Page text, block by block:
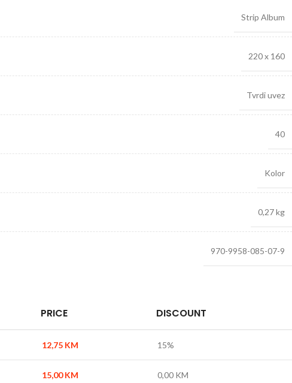
Strip Album
220 x 160
Tvrdi uvez
40
Kolor
0,27 kg
970-9958-085-07-9
PRICE DISCOUNT
12,75 KM 15%
15,00KM 0,00 KM